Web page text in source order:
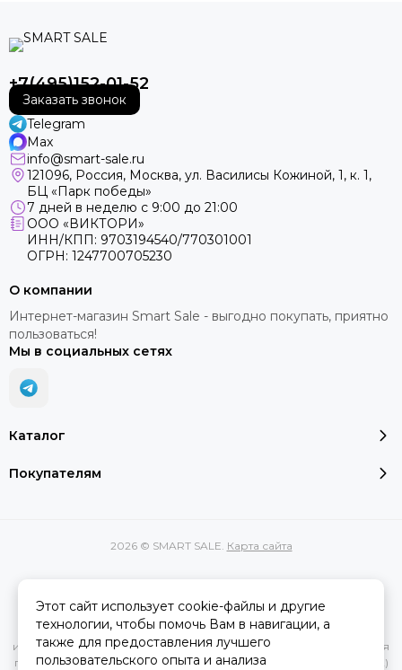
+7(495)152-01-52
Заказать звонок
Telegram
Max
info@smart-sale.ru
121096, Россия, Москва, ул. Василисы Кожиной, 1, к. 1,
БЦ «Парк победы»
7 дней в неделю с 9:00 до 21:00
ООО «ВИКТОРИ»
ИНН/КПП: 9703194540/770301001
ОГРН: 1247700705230
Каталог
Покупателям
О компании
Интернет-магазин Smart Sale - выгодно покупать, приятно
пользоваться!
Мы в социальных сетях
2026 © SMART SALE. Карта сайта
Вся представленная на сайте информация, касающаяся
характеристик, стоимости товаров и услуг, носит
информационный характер и ни при каких условиях не является
публичной офертой, определяемой положениями Статьи 437(2)
Этот сайт использует cookie-файлы и другие
технологии, чтобы помочь Вам в навигации, а
также для предоставления лучшего
пользовательского опыта и анализа